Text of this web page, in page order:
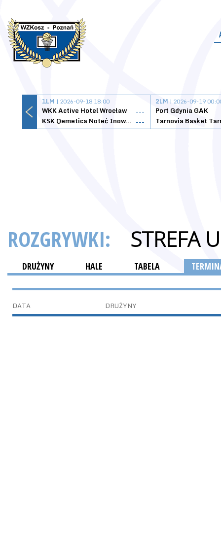
1LM | 2026-09-18 18:00
WKK Active Hotel Wrocław
---
KSK Qemetica Noteć Inowrocław ---
2LM | 2026-09-19
Port Gdynia GAK
ROZGRYWKI: STREFA
DRUŻYNY HALE TABELA
DATA DRUŻYNY